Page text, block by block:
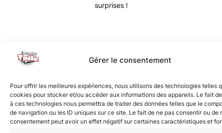
Gérer le consentement
Pour offrir les meilleures expériences, nous utilisons des technologies telles
cookies pour stocker et/ou accéder aux informations des appareils. Le fait
à ces technologies nous permettra de traiter des données telles que le
de navigation ou les ID uniques sur ce site. Le fait de ne pas consentir ou de
consentement peut avoir un effet négatif sur certaines caractéristiques et
surprises !
Nous vous invitons à rejoindre la communauté des
étoilé·e·s en participant à notre groupe Facebook
nous suivre sur tous nos réseaux !